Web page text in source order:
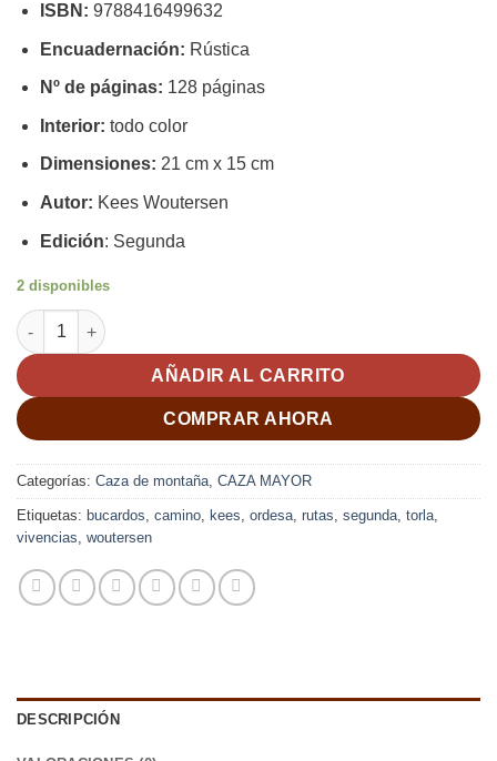
ISBN: 9788416499632
Encuadernación: Rústica
Nº de páginas: 128 páginas
Interior: todo color
Dimensiones: 21 cm x 15 cm
Autor: Kees Woutersen
Edición: Segunda
2 disponibles
EL CAMINO DE LOS BUCARDOS: Rutas y vivencias en Torla-
AÑADIR AL CARRITO
COMPRAR AHORA
Categorías: Caza de montaña, CAZA MAYOR
Etiquetas: bucardos, camino, kees, ordesa, rutas, segunda, torla,
vivencias, woutersen
DESCRIPCIÓN